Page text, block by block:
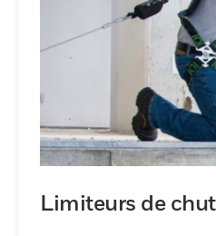
Limiteurs de